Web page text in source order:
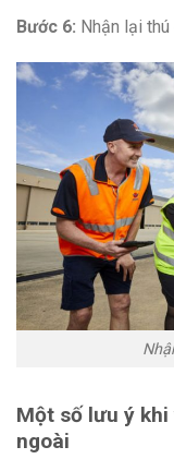
Bước 6: Nhận lại
Một số lưu ý
ngoài